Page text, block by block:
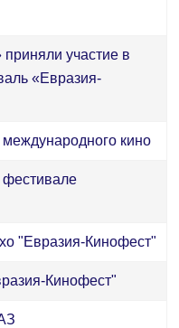
участие в
«Евразия-
кино
"Евразия-Кинофест"
Кинофест"